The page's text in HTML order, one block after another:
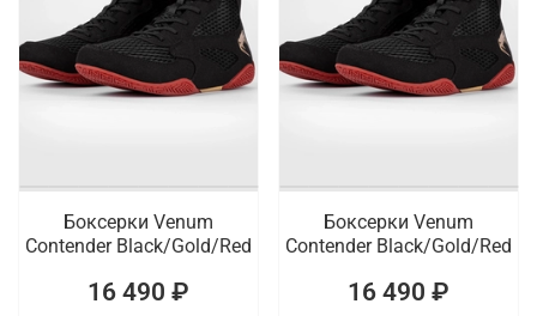
Боксерки Venum
Contender Black/Gold/Red
16 490 ₽
Боксерки Venum
Contender Black/Gold/Red
16 490 ₽